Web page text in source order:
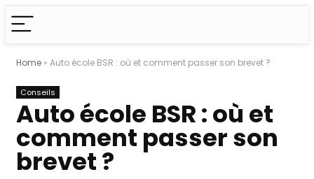
Home » Auto école BSR : où et comment passer son brevet ?
Conseils
Auto école BSR : où et
comment passer son
brevet ?